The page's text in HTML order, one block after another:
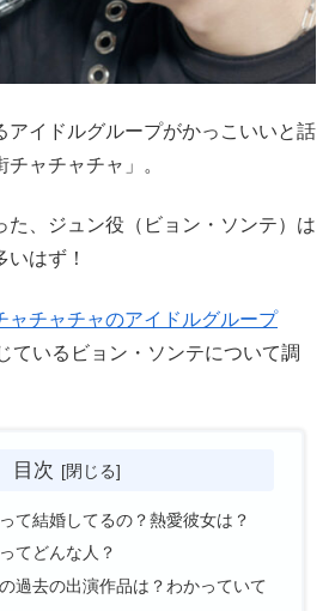
アイドルグループがかっこいいと話
ャチャチャ」。
た、ジュン役（ビョン・ソンテ）は
はず！
ャチャチャのアイドルグループ
ているビョン・ソンテについて調
目次
て結婚してるの？熱愛彼女は？
てどんな人？
過去の出演作品は？わかっていて